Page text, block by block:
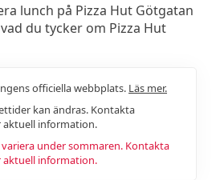
lunch på Pizza Hut Götgatan
du tycker om Pizza Hut
officiella webbplats. Läs mer.
kan ändras. Kontakta
information.
under sommaren. Kontakta
information.